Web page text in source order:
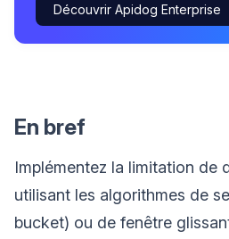
Découvrir Apidog Enterprise
En bref
Implémentez la limitation de
utilisant les algorithmes de
bucket) ou de fenêtre